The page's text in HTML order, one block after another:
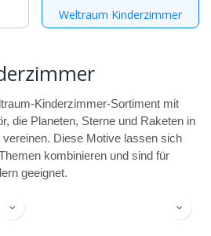
Weltraum Kinderzimmer
Kinderzimmer-Sortiment mit
die Planeten, Sterne und Raketen in
Diese Motive lassen sich
kombinieren und sind für
geeignet.